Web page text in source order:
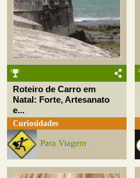
Roteiro de Carro em
Natal: Forte, Artesanato
e...
Curiosidades
Para Viagem